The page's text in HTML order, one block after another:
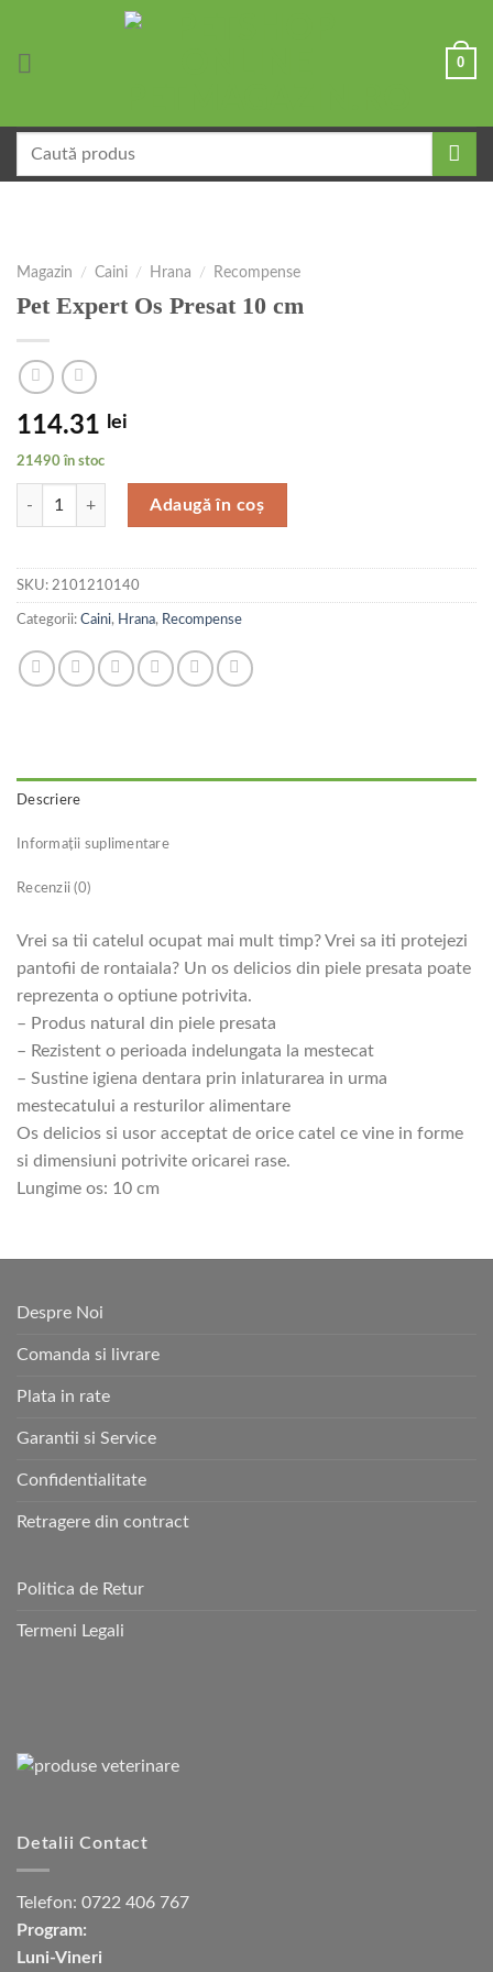
0
după:
Magazin / Caini / Hrana / Recompense
Pet Expert Os Presat 10 cm
114.31 lei
21490 în stoc
Cantitate Pet Expert Os Presat 10 cm
Adaugă în coș
SKU: 2101210140
Categorii: Caini, Hrana, Recompense
Descriere
Informații suplimentare
Recenzii (0)
Vrei sa tii catelul ocupat mai mult timp? Vrei sa iti protejezi
pantofii de rontaiala? Un os delicios din piele presata poate
reprezenta o optiune potrivita.
– Produs natural din piele presata
– Rezistent o perioada indelungata la mestecat
– Sustine igiena dentara prin inlaturarea in urma
mestecatului a resturilor alimentare
Os delicios si usor acceptat de orice catel ce vine in forme
si dimensiuni potrivite oricarei rase.
Lungime os: 10 cm
Despre Noi
Comanda si livrare
Plata in rate
Garantii si Service
Confidentialitate
Retragere din contract
Politica de Retur
Termeni Legali
Detalii Contact
Telefon: 0722 406 767
Program:
Luni-Vineri